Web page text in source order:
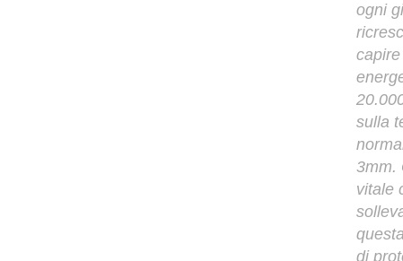
ogni
sulla
3mm.
vitale
di